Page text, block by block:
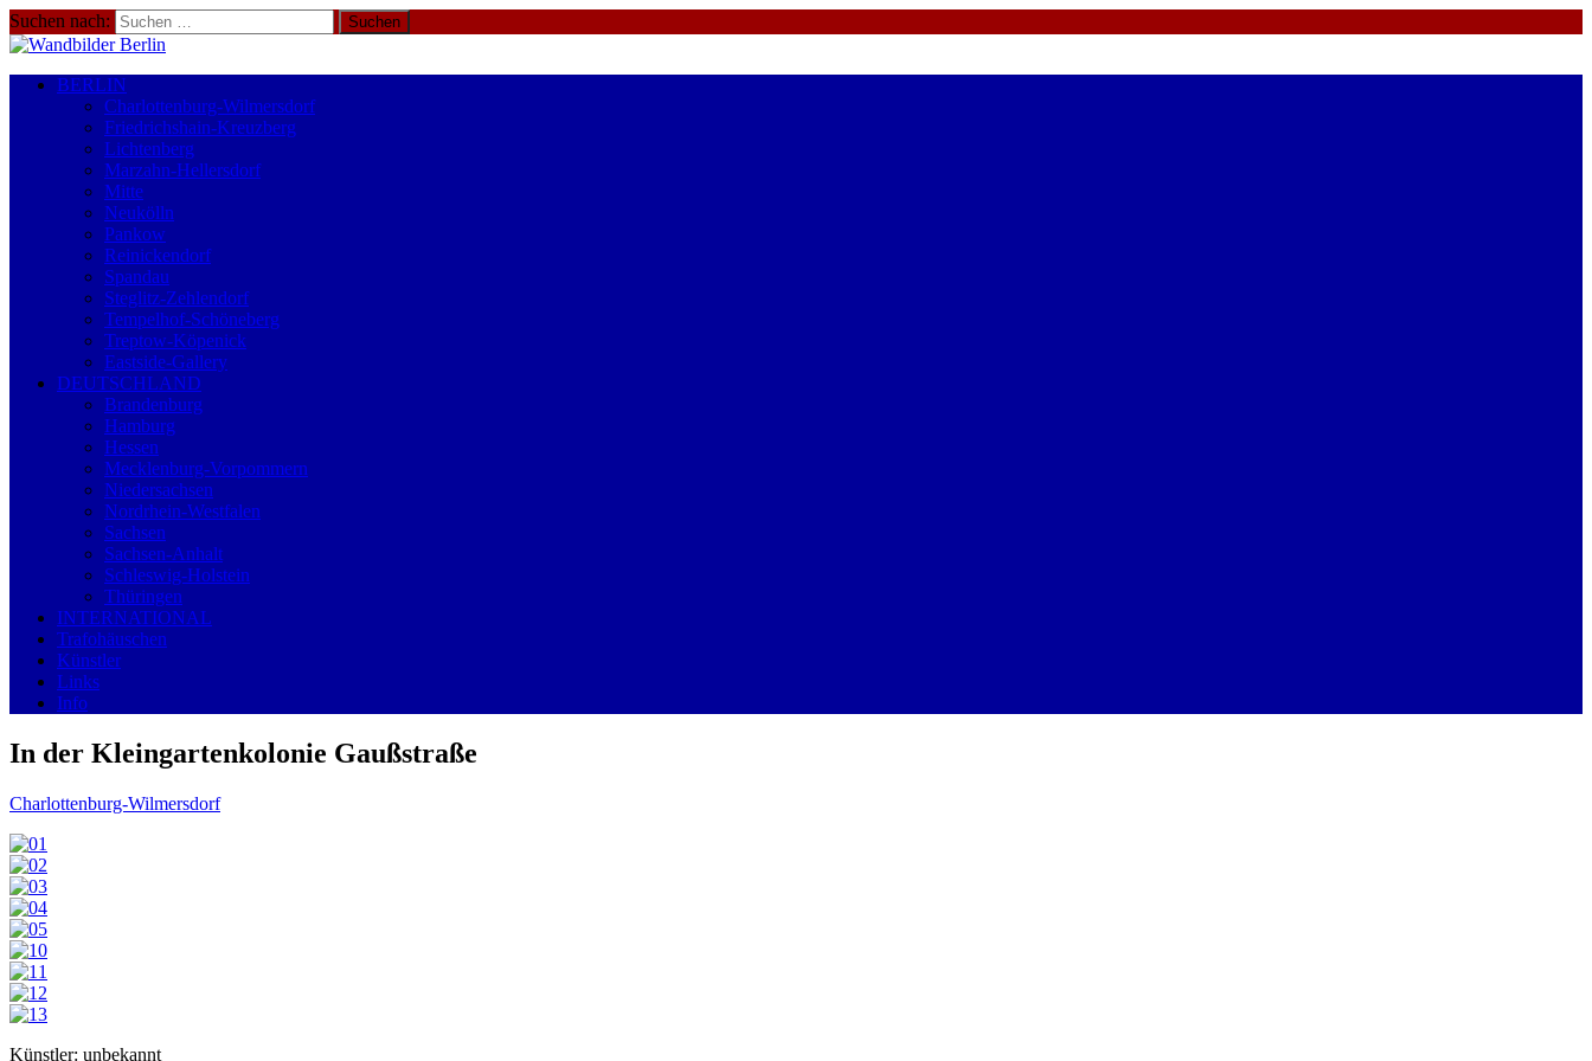
Suchen nach:
BERLIN
Charlottenburg-Wilmersdorf
Friedrichshain-Kreuzberg
Lichtenberg
Marzahn-Hellersdorf
Mitte
Neukölln
Pankow
Reinickendorf
Spandau
Steglitz-Zehlendorf
Tempelhof-Schöneberg
Treptow-Köpenick
Eastside-Gallery
DEUTSCHLAND
Brandenburg
Hamburg
Hessen
Mecklenburg-Vorpommern
Niedersachsen
Nordrhein-Westfalen
Sachsen
Sachsen-Anhalt
Schleswig-Holstein
Thüringen
INTERNATIONAL
Trafohäuschen
Künstler
Links
Info
In der Kleingartenkolonie Gaußstraße
Charlottenburg-Wilmersdorf
Künstler: unbekannt